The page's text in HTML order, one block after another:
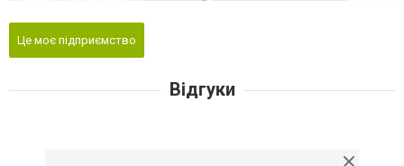
Це моє підприємство
Відгуки